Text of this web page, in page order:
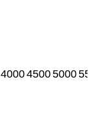
400045005000